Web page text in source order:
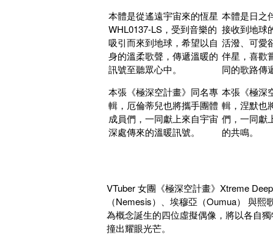
本體是從遙遠宇宙來的恆星
WHL0137-LS，受到音樂的
吸引而來到地球，希望以自
身的溫柔歌聲，傳遞溫暖的
訊號至聽眾心中。
本張《極深空計畫》同名專
輯，厄倫蒂兒也將攜手團體
成員們，一同獻上來自宇宙
深處傳來的溫暖訊號。
本體是日之
接收到地球
活潑、可愛
伴星，喜歡
同的歌路傳
本張《極深
輯，涅默也
們，一同獻
的共鳴。
VTuber 女團《極深空計畫》Xtreme
（Nemesis）、埃穆亞（Oumua） 與
為概念誕生的四位虛擬偶像，將以各自
撞出耀眼光芒。